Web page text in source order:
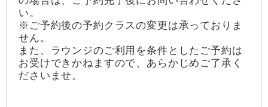
い。
※ご予約後の予約クラスの変更は承っておりま
せん。
また、ラウンジのご利用を条件としたご予約は
お受けできかねますので、あらかじめご了承く
ださいませ。